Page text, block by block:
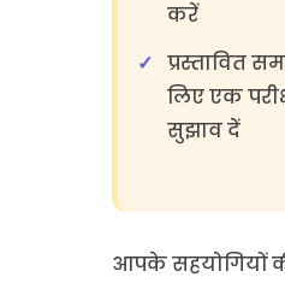
करें
प्रस्तावित
लिए एक
सुझाव दें
आपके सहयोगियों